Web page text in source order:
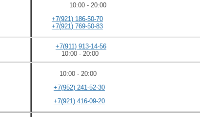
10:00 - 20:00
+7(921) 186-50-70
+7(921) 769-50-83
+7(911) 913-14-56
10:00 - 20:00
10:00 - 20:00
+7(952) 241-52-30
+7(921) 416-09-20